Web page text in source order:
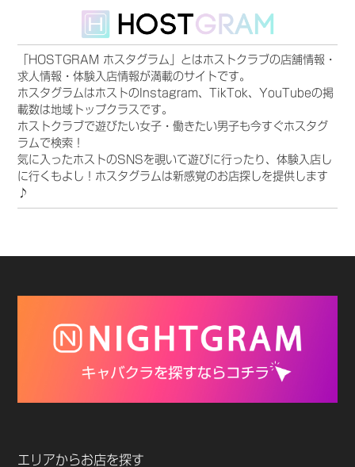
「HOSTGRAM ホスタグラム」とはホストクラブの店舗情報・
求人情報・体験入店情報が満載のサイトです。
ホスタグラムはホストのInstagram、TikTok、YouTubeの掲
載数は地域トップクラスです。
ホストクラブで遊びたい女子・働きたい男子も今すぐホスタグ
ラムで検索！
気に入ったホストのSNSを覗いて遊びに行ったり、体験入店し
に行くもよし！ホスタグラムは新感覚のお店探しを提供します
♪
エリアからお店を探す